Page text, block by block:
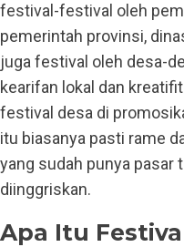
festival-festival oleh
pemerintah provinsi,
juga festival oleh desa-
kearifan lokal dan
festival desa di
itu biasanya pasti rame
yang sudah punya pasar
diinggriskan.
Apa Itu